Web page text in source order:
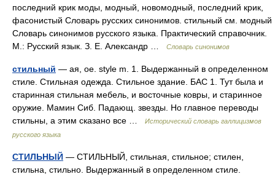
последний крик моды, модный, новомодный, последний крик,
фасонистый Словарь русских синонимов. стильный см. модный
Словарь синонимов русского языка. Практический справочник.
М.: Русский язык. З. Е. Александр …
Словарь синонимов
стильный — ая, ое. style m. 1. Выдержанный в определенном
стиле. Стильная одежда. Стильное здание. БАС 1. Тут была и
старинная стильная мебель, и восточные ковры, и старинное
оружие. Мамин Сиб. Падающ. звезды. Но главное переводы
стильны, а этим сказано все …
Исторический словарь галлицизмов
русского языка
СТИЛЬНЫЙ — СТИЛЬНЫЙ, стильная, стильное; стилен,
стильна, стильно. Выдержанный в определенном стиле.